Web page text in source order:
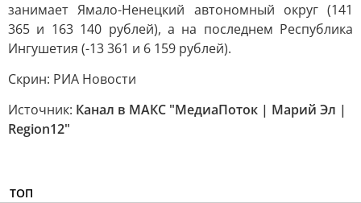
занимает Ямало-Ненецкий автономный округ (141
365 и 163 140 рублей), а на последнем Республика
Ингушетия (-13 361 и 6 159 рублей).
Скрин: РИА Новости
Источник: Канал в МАКС "МедиаПоток | Марий Эл |
Region12"
ТОП